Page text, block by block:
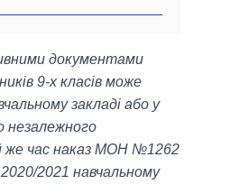
документами
9-х класів може
закладі або у
незалежного
же час наказ МОН №1262
2021 навчальному